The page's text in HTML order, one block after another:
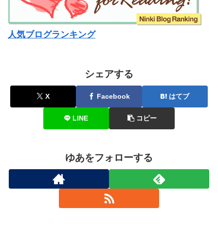
人気ブログランキング
シェアする
X Facebook はてブ
LINE コピー
ゆあをフォローする